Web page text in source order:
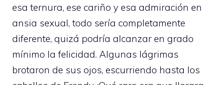
esa ternura, ese cariño y esa admiración en
ansia sexual, todo sería completamente
diferente, quizá podría alcanzar en grado
mínimo la felicidad. Algunas lágrimas
brotaron de sus ojos, escurriendo hasta los